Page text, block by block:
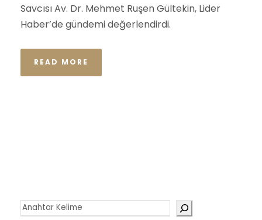
Savcısı Av. Dr. Mehmet Ruşen Gültekin, Lider
Haber’de gündemi değerlendirdi.
READ MORE
Ara